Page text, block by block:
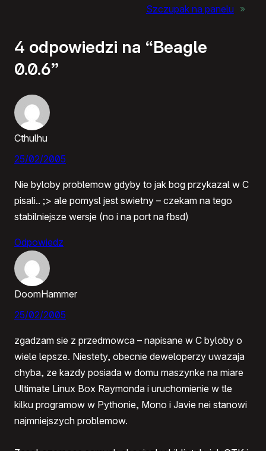
Szczupak na panelu »
4 odpowiedzi na “Beagle
0.0.6”
Cthulhu
25/02/2005
Nie byloby problemow gdyby to jak bog przykazal w C
pisali.. ;> ale pomysl jest swietny – czekam na tego
stabilniejsze wersje (no i na port na fbsd)
Odpowiedz
DoomHammer
25/02/2005
zgadzam sie z przedmowca – napisane w C byloby o
wiele lepsze. Niestety, obecnie deweloperzy uwazaja
chyba, ze kazdy posiada w domu maszynke na miare
Ultimate Linux Box Raymonda i uruchomienie w tle
kilku programow w Pythonie, Mono i Javie nei stanowi
najmniejszych problemow.